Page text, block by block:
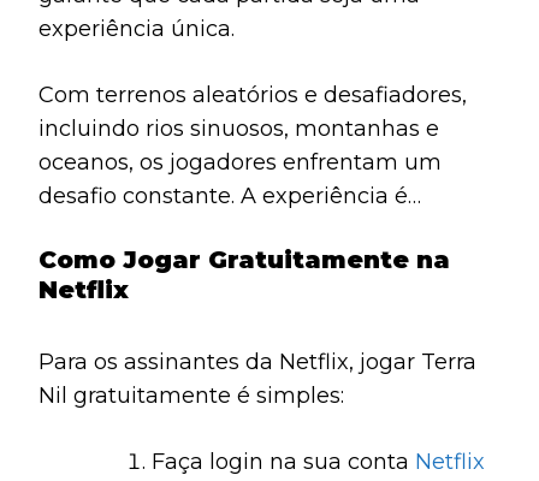
experiência única.
Com terrenos aleatórios e desafiadores,
incluindo rios sinuosos, montanhas e
oceanos, os jogadores enfrentam um
desafio constante. A experiência é
mão, música suave e uma atmosfera
relaxante.
Como Jogar Gratuitamente na
Netflix
Para os assinantes da Netflix, jogar Terra
Nil gratuitamente é simples:
Faça login na sua conta Netflix